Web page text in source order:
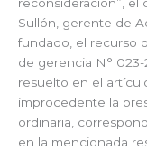
Sullón, gerente de
fundado, el recurso
de gerencia N°
resuelto en el
improcedente la
ordinaria,
en la mencionada